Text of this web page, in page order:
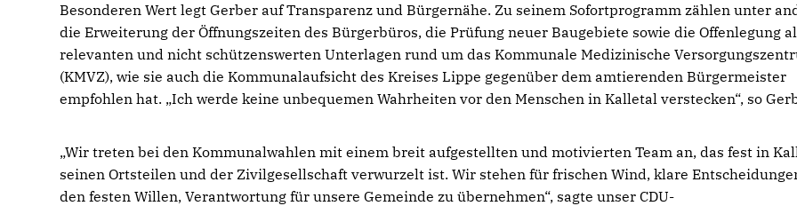
Besonderen Wert legt Gerber auf Transparenz und Bürgernähe. Zu seinem Sofortprogramm zählen unter
die Erweiterung der Öffnungszeiten des Bürgerbüros, die Prüfung neuer Baugebiete sowie die Offenlegung
relevanten und nicht schützenswerten Unterlagen rund um das Kommunale Medizinische
(KMVZ), wie sie auch die Kommunalaufsicht des Kreises Lippe gegenüber dem amtierenden Bürgermeister
empfohlen hat. „Ich werde keine unbequemen Wahrheiten vor den Menschen in Kalletal verstecken“, so
Wir treten bei den Kommunalwahlen mit einem breit aufgestellten und motivierten Team an, das fest in
seinen Ortsteilen und der Zivilgesellschaft verwurzelt ist. Wir stehen für frischen Wind, klare
den festen Willen, Verantwortung für unsere Gemeinde zu übernehmen“, sagte unser CDU-